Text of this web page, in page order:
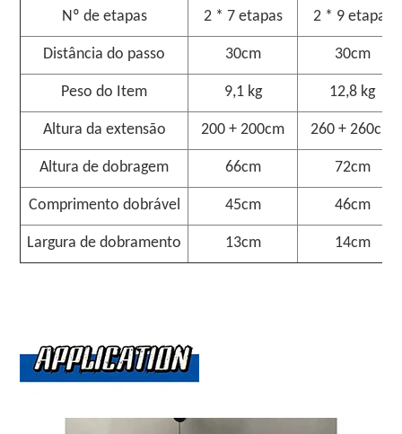
Nº de etapas 2 * 7 etapas 2 * 9 etapas
Distância do passo 30cm 30cm
Peso do Item 9,1 kg 12,8 kg
Altura da extensão 200 + 200cm 260 + 260cm
Altura de dobragem 66cm 72cm
Comprimento dobrável 45cm 46cm
Largura de dobramento 13cm 14cm